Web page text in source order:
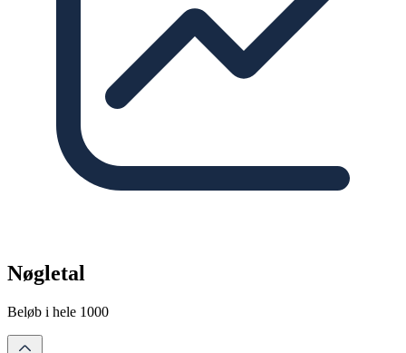
Nøgletal
Beløb i hele 1000